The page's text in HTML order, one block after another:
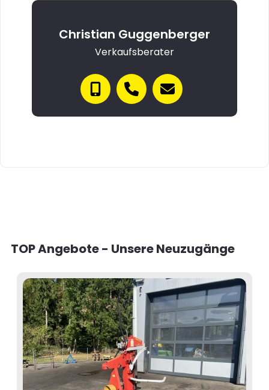
Christian Guggenberger
Verkaufsberater
TOP Angebote - Unsere Neuzugänge